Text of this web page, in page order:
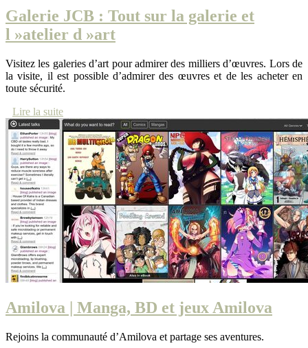
Galerie JCB : Tout sur la galerie et
l »atelier d »art
Visitez les galeries d’art pour admirer des milliers d’œuvres. Lors de
la visite, il est possible d’admirer des œuvres et de les acheter en
toute sécurité.
Lire la suite
Amilova | Manga, BD et jeux Amilova
Rejoins la communauté d’Amilova et partage ses aventures.